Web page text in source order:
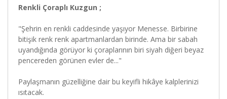
Renkli Çoraplı Kuzgun ;
"Şehrin en renkli caddesinde yaşıyor Menesse. Birbirine
bitişik renk renk apartmanlardan birinde. Ama bir sabah
uyandığında görüyor ki çoraplarının biri siyah diğeri beyaz
pencereden görünen evler de..."
Paylaşmanın güzelliğine dair bu keyifli hikâye kalplerinizi
ısıtacak.